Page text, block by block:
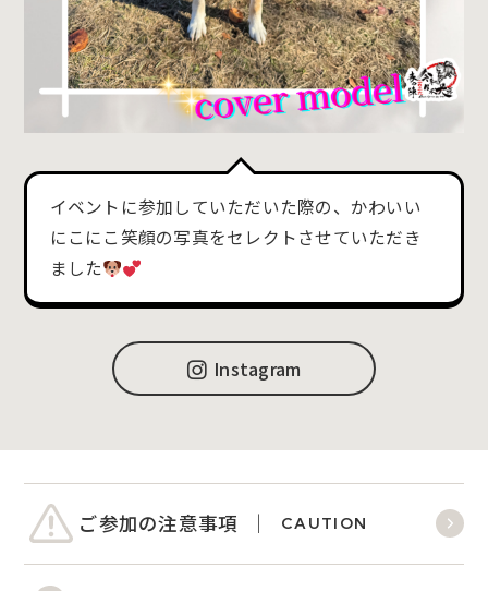
イベントに参加していただいた際の、かわいい
にこにこ笑顔の写真をセレクトさせていただき
ました
Instagram
ご参加の注意事項 CAUTION